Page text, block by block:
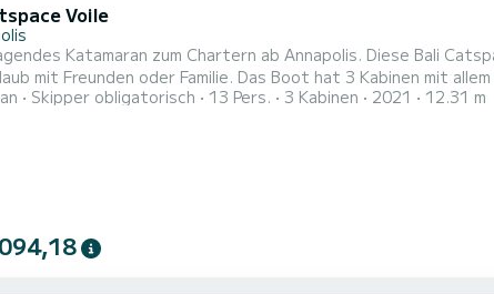
Voile
Katamaran zum Chartern ab Annapolis. Diese Bali
Familie. Das Boot hat 3 Kabinen mit allem Komfort und eine Kapazität von 13 Personen. Mit einer
von 12 Metern wird es Ihr perfekter Begleiter sein, um
Skipper obligatorisch 13 Pers. 3 Kabinen 2021 12.31 m